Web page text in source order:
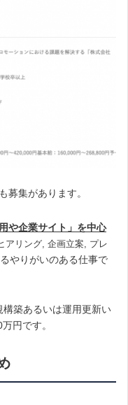
募集があります。
や企業サイト」を中心
アリング, 企画立案, プレ
やりがいのある仕事で
築あるいは運用更新い
円です。